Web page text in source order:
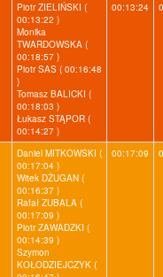
Piotr ZIELIŃSKI (
00:13:22 )
Monika
TWARDOWSKA (
00:18:57 )
Piotr SAS ( 00:16:48
)
Tomasz BALICKI (
00:18:03 )
Łukasz STĄPOR (
00:14:27 )
00:13:24
Daniel MITKOWSKI (
00:17:04 )
Witek DŻUGAN (
00:16:37 )
Rafał ZUBALA (
00:17:09 )
Piotr ZAWADZKI (
00:14:39 )
Szymon
KOŁODZIEJCZYK (
00:17:09